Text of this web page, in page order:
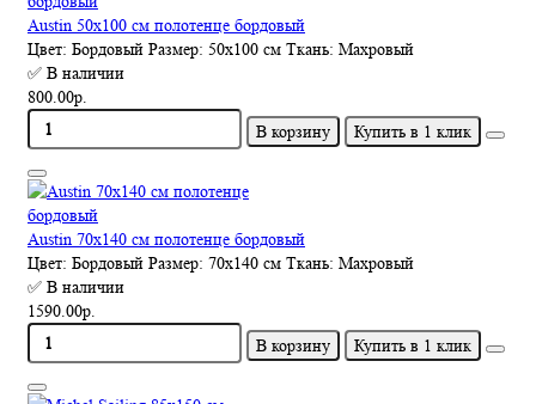
Austin 50х100 см полотенце бордовый
Цвет: Бордовый Размер: 50х100 см Ткань: Махровый
✅ В наличии
800.00р.
В корзину
Купить в 1 клик
Austin 70х140 см полотенце бордовый
Цвет: Бордовый Размер: 70х140 см Ткань: Махровый
✅ В наличии
1590.00р.
В корзину
Купить в 1 клик